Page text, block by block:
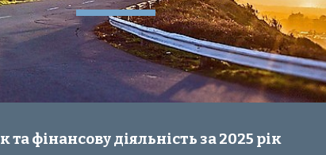
фінансову діяльність за 2025 рік